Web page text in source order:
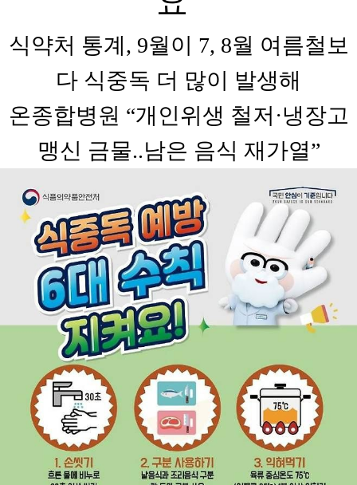
식약처 통계, 9월이 7, 8월 여름철보
다 식중독 더 많이 발생해
온종합병원 “개인위생 철저·냉장고
맹신 금물..남은 음식 재가열”